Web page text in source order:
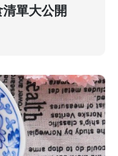
單大公開